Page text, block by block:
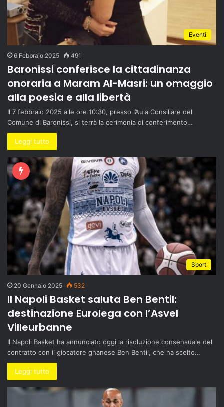
Eventi
6 Febbraio 2025 491
Baronissi conferisce la cittadinanza
onoraria a Maram Al-Masri: un omaggio
alla poesia e alla libertà
Il 7 febbraio 2025 alle ore 10:30, presso l’Aula Consiliare del
Comune di Baronissi, si terrà la cerimonia di conferimento…
Leggi tutto
Sport
20 Gennaio 2025 532
Il Napoli Basket saluta Ben Bentil:
destinazione Eurolega con l’Asvel
Villeurbanne
Il Napoli Basket ha annunciato oggi la risoluzione consensuale del
contratto con il giocatore ghanese Ben Bentil, che ha scelto…
Leggi tutto